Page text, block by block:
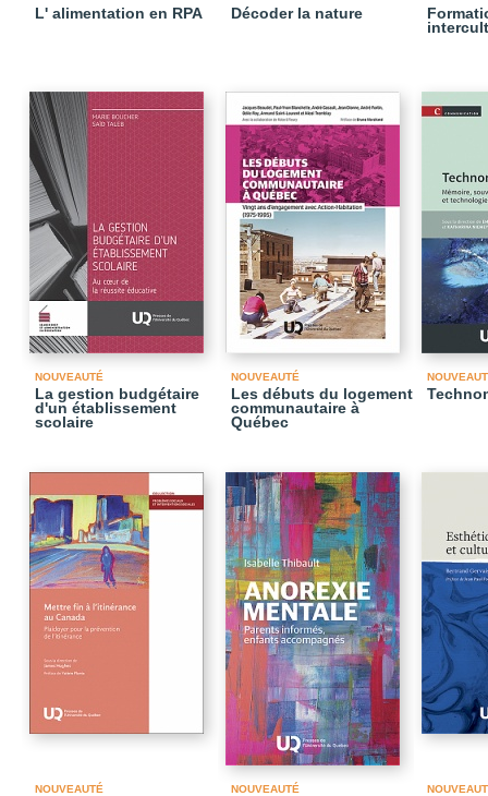
L' alimentation en RPA Décoder la nature
NOUVEAUTÉ
La gestion budgétaire
d'un établissement
scolaire
NOUVEAUTÉ
Les débuts du logement
communautaire à
Québec
NOUVEAUTÉ NOUVEAUTÉ